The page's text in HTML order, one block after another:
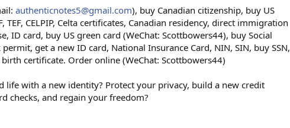
authenticnotes5@gmail.com), buy Canadian citizenship, buy US
TEF, CELPIP, Celta certificates, Canadian residency, direct immigration
ID card, buy US green card (WeChat: Scottbowers44), buy Social
get a new ID card, National Insurance Card, NIN, SIN, buy SSN,
certificate. Order online (WeChat: Scottbowers44)
life with a new identity? Protect your privacy, build a new credit
checks, and regain your freedom?